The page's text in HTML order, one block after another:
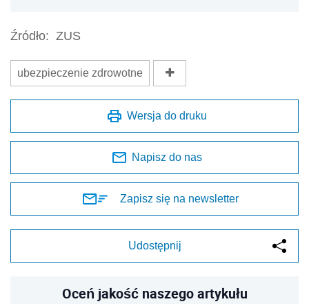
Źródło: ZUS
ubezpieczenie zdrowotne
Wersja do druku
Napisz do nas
Zapisz się na newsletter
Udostępnij
Oceń jakość naszego artykułu